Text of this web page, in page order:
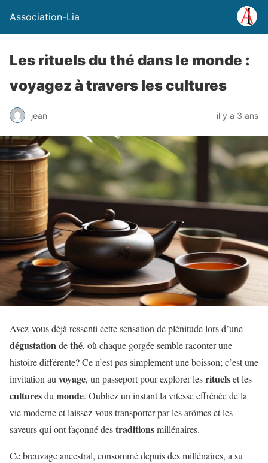
Association-Lia
Les rituels du thé dans le monde :
voyagez à travers les cultures
jean il y a 3 ans
Avez-vous déjà ressenti cette sensation de plénitude lors d’une
dégustationdethé, où chaque gorgée semble raconter une
histoire différente? Ce n’est pas simplement une boisson; c’est une
invitation auvoyage, un passeport pour explorer lesrituelset les
culturesdumonde. Oubliez un instant la vitesse effrénée de la
vie moderne et laissez-vous transporter par les arômes et les
saveurs qui ont façonné destraditionsmillénaires.
Ce breuvage ancestral, consommé depuis des millénaires, a su